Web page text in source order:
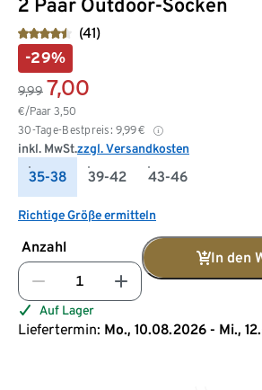
(41)
-29%
9,99 7,00
€/Paar 3,50
30-Tage-Bestpreis: 9,99€
inkl. MwSt.zzgl. Versandkosten
35-38 39-42 43-46
Richtige Größe ermitteln
Anzahl
In den
Auf Lager
Liefertermin: Mo., 10.08.2026 - Mi.,